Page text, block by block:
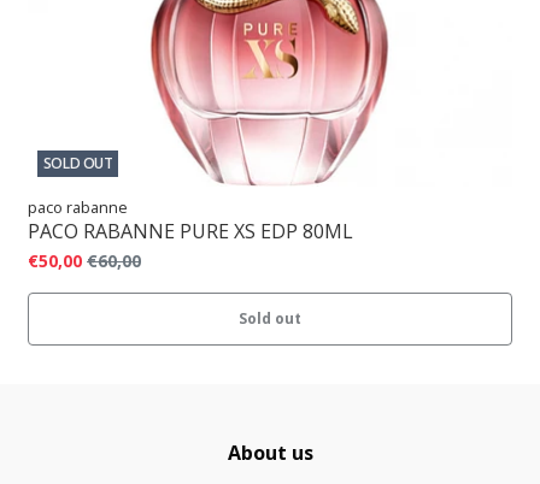
SOLD OUT
paco rabanne
PACO RABANNE PURE XS EDP 80ML
€50,00 €60,00
Sold out
About us